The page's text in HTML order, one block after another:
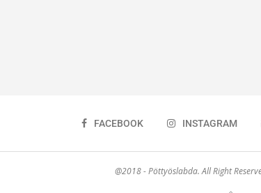
FACEBOOK INSTAGRAM
@2018 - Pöttyöslabda. All Right